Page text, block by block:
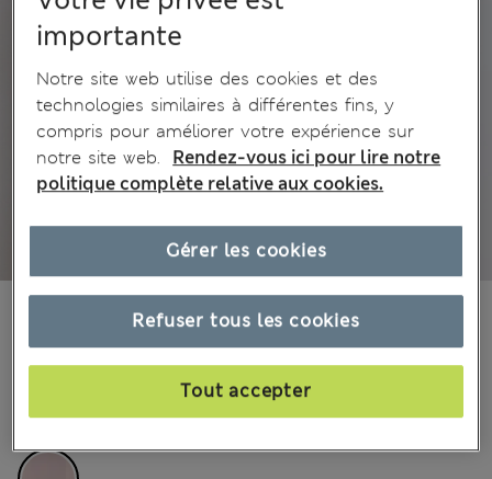
Tous les prix incluent les taxes et les frais de douanes
Guimauve
importante
Notre site web utilise des cookies et des
technologies similaires à différentes fins, y
compris pour améliorer votre expérience sur
notre site web.
Rendez-vous ici pour lire notre
politique complète relative aux cookies.
Refuser tous les cookies
Tout accepter
Gérer les cookies